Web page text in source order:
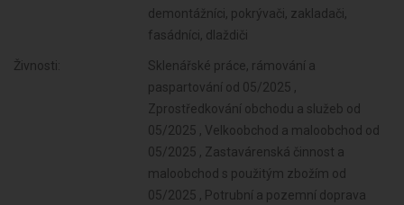
demontážníci, pokrývači, zakladači,
fasádníci, dlaždiči
Živnosti: Sklenářské práce, rámování a paspartování od 05/2025 , Zprostředkování obchodu a služeb od 05/2025 , Velkoobchod a maloobchod od 05/2025 , Zastavárenská činnost a maloobchod s použitým zbožím od 05/2025 , Potrubní a pozemní doprava (vyjma železniční a silniční motorové dopravy) od 05/2025 , Údržba motorových vozidel a jejich příslušenství od 05/2025 , Skladování, balení zboží, manipulace s nákladem a technické činnosti v dopravě od 05/2025 , Zasilatelství a zastupování v celním řízení od 05/2025 , Ubytovací služby od 05/2025 , Poskytování software, poradenství v oblasti informačních technologií, zpracování dat, hostingové a související činnosti a webové portály od 05/2025 , Činnost informačních a zpravodajských kanceláří od 05/2025 , Nákup, prodej, správa a údržba nemovitostí od 05/2025 , Pronájem a půjčování věcí movitých od 05/2025 , Poradenská a konzultační činnost, zpracování odborných studií a posudků od 05/2025 , Příprava a vypracování technických návrhů, grafické a kresličské práce od 05/2025 , Projektování pozemkových úprav od 05/2025 , Projektování elektrických zařízení od 05/2025 , Výzkum a vývoj v oblasti přírodních a technických věd nebo společenských věd od 05/2025 , Testování, měření, analýzy a kontroly od 05/2025 , Reklamní činnost, marketing, mediální zastoupení od 05/2025 , Návrhářská, designérská, aranžérská činnost a modeling od 05/2025 , Fotografické služby od 05/2025 , Překladatelská a tlumočnická činnost od 05/2025 , Služby v oblasti administrativní správy a služby organizačně hospodářské povahy od 05/2025 , Mimoškolní výchova a vzdělávání, pořádání kurzů, školení, včetně lektorské činnosti od 05/2025 , Provozování cestovní agentury a průvodcovská činnost v oblasti cestovního ruchu od 05/2025 , Provozování tělovýchovných a sportovních zařízení a organizování sportovní činnosti od 05/2025 , Provozování kulturních, kulturně-vzdělávacích a zábavních zařízení, pořádání kulturních produkcí, zábav, výstav, veletrhů, přehlídek, prodejních a obdobných akcí od 05/2025 , Praní pro domácnost, žehlení, opravy a údržba oděvů, bytového textilu a osobního zboží od 05/2025 , Poskytování technických služeb od 05/2025 , Opravy a údržba potřeb pro domácnost, předmětů kulturní povahy, výrobků jemné mechaniky, optických přístrojů a měřidel od 05/2025 , Poskytování služeb osobního charakteru a pro osobní hygienu od 05/2025 , Poskytování služeb pro rodinu a domácnost od 05/2025 , Poskytování služeb pro právnické osoby a svěřenské fondy od 05/2025 , Výroba, obchod a služby jinde nezařazené od 05/2025 , Poskytování služeb pro zemědělství, zahradnictví, rybníkářství, lesnictví a myslivost od 05/2025 , Činnost odborného lesního hospodáře a vyhotovování lesních hospodářských plánů a osnov od 05/2025 , Diagnostická, zkušební a poradenská činnost v ochraně rostlin a ošetřování rostlin, rostlinných produktů, objektů a půdy proti škodlivým organismům přípravky na ochranu rostlin nebo biocidními přípravky od 05/2025 , Nakládání s reprodukčním materiálem lesních dřevin od 05/2025 , Chov zvířat a jejich výcvik (s výjimkou živočišné výroby) od 05/2025 , Úprava nerostů, dobývání rašeliny a bahna od 05/2025 , Výroba potravinářských a škrobárenských výrobků od 05/2025 , Pěstitelské pálení od 05/2025 , Výroba krmiv, krmných směsí, doplňkových látek a premixů od 05/2025 , Výroba a opravy obuvi, brašnářského a sedlářského zboží od 05/2025 , Výroba textilií, textilních výrobků, oděvů a oděvních doplňků od 05/2025 , Výroba stavebních hmot, porcelánových, keramických a sádrových výrobků od 05/2025 , Zpracování dřeva, výroba dřevěných, korkových, proutěných a slaměných výrobků od 05/2025 , Výroba brusiv a ostatních minerálních nekovových výrobků od 05/2025 , Výroba vlákniny, papíru a lepenky a zboží z těchto materiálů od 05/2025 , Broušení technického a šperkového kamene od 05/2025 , Vydavatelské činnosti, polygrafická výroba, knihařské a kopírovací práce od 05/2025 ,